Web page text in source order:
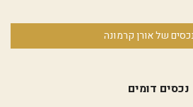
של אורן קרמונה
נכסים דומים